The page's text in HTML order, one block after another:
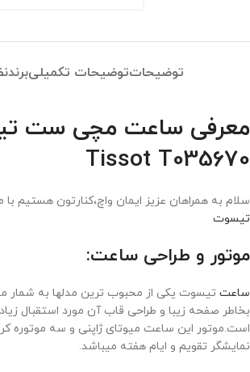
توضیحاتتوضیحات تکمیلیبرند
معرفی ساعت مچی ست
Tissot T035670
سلام به همراهان عزیز ایمان واچ،کنارتون هستیم
تیسوت
موتور و طراحی ساعت:
ساعت تیسوت یکی از محبوب ترین مدلها به شمار
بخاطر صفحه زیبا و طراحی قاب آن مورد استقبال
است.موتور این ساعت میوتای ژاپنی و سه موتوره
نمایشگر تقویم و ایام هفته میباشد.